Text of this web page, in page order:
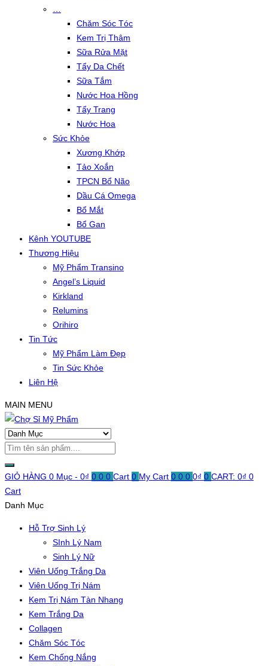
Chăm Sóc Tóc
Kem Trị Thâm
Sữa Rửa Mặt
Tẩy Da Chết
Sữa Tắm
Nước Hoa Hồng
Tẩy Trang
Nước Hoa
Sức Khỏe
Xương Khớp
Tảo Xoắn
TPCN Bổ Não
Dầu Cá Omega
Bổ Mắt
Bổ Gan
Kênh YOUTUBE
Thương Hiệu
Mỹ Phẩm Transino
Angel’s Liquid
Kirkland
Relumins
Orihiro
Tin Tức
Mỹ Phẩm Làm Đẹp
Tin Sức Khỏe
Liên Hệ
MAIN MENU
GIỎ HÀNG 0 Mục - 0₫ 0 0 0 Cart 0 My Cart 0 0 0 0₫ 0 CART: 0₫ 0
Cart
Danh Mục
Hỗ Trợ Sinh Lý
SInh Lý Nam
Sinh Lý Nữ
Viên Uống Trắng Da
Viên Uống Trị Nám
Kem Trị Nám Tàn Nhang
Kem Trắng Da
Collagen
Chăm Sóc Tóc
Kem Chống Nắng